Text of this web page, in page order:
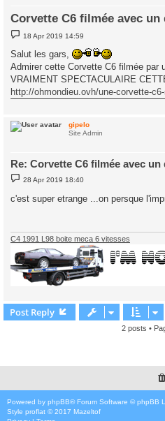
Corvette C6 filmée avec un
P
o
s
t
18 Apr 2019 14:59
Salut les gars,
Admirer cette Corvette C6 filmée par
VRAIMENT SPECTACULAIRE
http://ohmondieu.ovh/une-corvette-
gipelo
Site Admin
Re: Corvette C6 filmée avec un
P
o
t
28 Apr 2019 18:40
c'est super etrange ...on persque
C4 1991 L98 boite meca 6 vitesses
Post Reply
2 posts •
Powered by phpBB® Forum Software © phpBB
Style proflat © 2017 Mazeltof